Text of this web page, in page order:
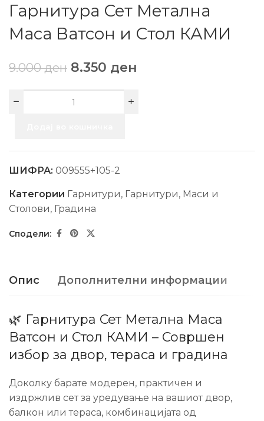
Гарнитура Сет Метална
Маса Ватсон и Стол КАМИ
9.000ден 8.350 ден
ШИФРА: 009555+105-2
Категории Гарнитури, Гарнитури, Маси и
Столови, Градина
Опис Дополнителни информации
🌿 Гарнитура Сет Метална Маса
Ватсон и Стол КАМИ – Совршен
избор за двор, тераса и градина
Доколку барате модерен, практичен и
издржлив сет за уредување на вашиот двор,
балкон или тераса, комбинацијата од